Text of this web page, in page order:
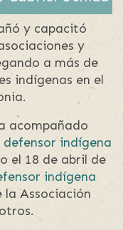
y capacitó
y
a más de
indígenas en el
acompañado
defensor indígena
el 18 de abril de
indígena
Associación